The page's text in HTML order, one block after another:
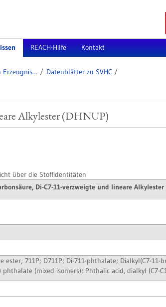
REACH-Hilfe Kontakt
Arbeitshilfen: Ermittlung von SVHC in Erzeugnissen
Datenblätter zu SVHC
Alkylester (DHNUP)
über die Stoffidentitäten
Di-C7-11-verzweigte und lineare Alkylester
711P; D711P; Di-711-phthalate; Dialkyl(C7-
(mixed isomers); Phthalic acid, dialkyl (C7-